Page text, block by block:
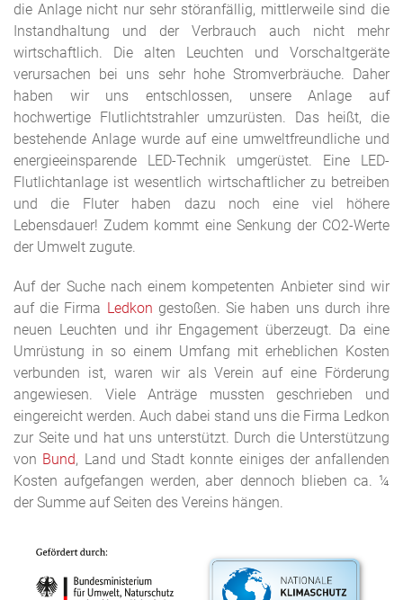
die Anlage nicht nur sehr störanfällig, mittlerweile sind die
Instandhaltung und der Verbrauch auch nicht mehr
wirtschaftlich. Die alten Leuchten und Vorschaltgeräte
verursachen bei uns sehr hohe Stromverbräuche. Daher
haben wir uns entschlossen, unsere Anlage auf
hochwertige Flutlichtstrahler umzurüsten. Das heißt, die
bestehende Anlage wurde auf eine umweltfreundliche und
energieeinsparende LED-Technik umgerüstet. Eine LED-
Flutlichtanlage ist wesentlich wirtschaftlicher zu betreiben
und die Fluter haben dazu noch eine viel höhere
Lebensdauer! Zudem kommt eine Senkung der CO2-Werte
der Umwelt zugute.
Auf der Suche nach einem kompetenten Anbieter sind wir
auf die Firma Ledkon gestoßen. Sie haben uns durch ihre
neuen Leuchten und ihr Engagement überzeugt. Da eine
Umrüstung in so einem Umfang mit erheblichen Kosten
verbunden ist, waren wir als Verein auf eine Förderung
angewiesen. Viele Anträge mussten geschrieben und
eingereicht werden. Auch dabei stand uns die Firma Ledkon
zur Seite und hat uns unterstützt. Durch die Unterstützung
von Bund, Land und Stadt konnte einiges der anfallenden
Kosten aufgefangen werden, aber dennoch blieben ca. ¼
der Summe auf Seiten des Vereins hängen.